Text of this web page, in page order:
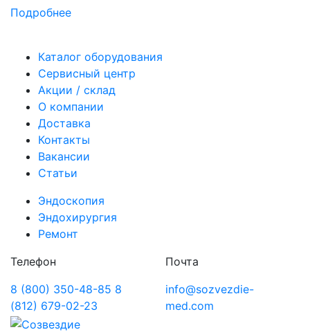
Подробнее
Каталог оборудования
Сервисный центр
Акции / склад
О компании
Доставка
Контакты
Вакансии
Статьи
Эндоскопия
Эндохирургия
Ремонт
Телефон
8 (800) 350-48-85 8
(812) 679-02-23
Почта
info@sozvezdie-
med.com